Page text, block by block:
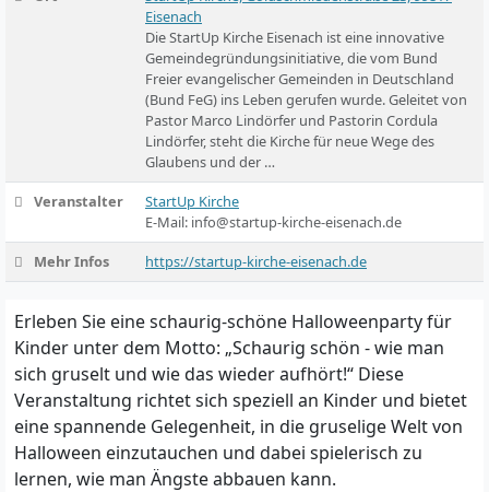
Eisenach
Die StartUp Kirche Eisenach ist eine innovative
Gemeindegründungsinitiative, die vom Bund
Freier evangelischer Gemeinden in Deutschland
(Bund FeG) ins Leben gerufen wurde. Geleitet von
Pastor Marco Lindörfer und Pastorin Cordula
Lindörfer, steht die Kirche für neue Wege des
Glaubens und der …
Veranstalter
StartUp Kirche
E-Mail: info@startup-kirche-eisenach.de
Mehr Infos
https://startup-kirche-eisenach.de
Erleben Sie eine schaurig-schöne Halloweenparty für
Kinder unter dem Motto: „Schaurig schön - wie man
sich gruselt und wie das wieder aufhört!“ Diese
Veranstaltung richtet sich speziell an Kinder und bietet
eine spannende Gelegenheit, in die gruselige Welt von
Halloween einzutauchen und dabei spielerisch zu
lernen, wie man Ängste abbauen kann.